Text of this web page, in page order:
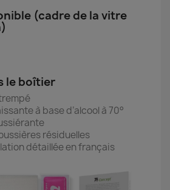
(cadre de la vitre
le boîtier
à base d’alcool à 70°
résiduelles
détaillée en français